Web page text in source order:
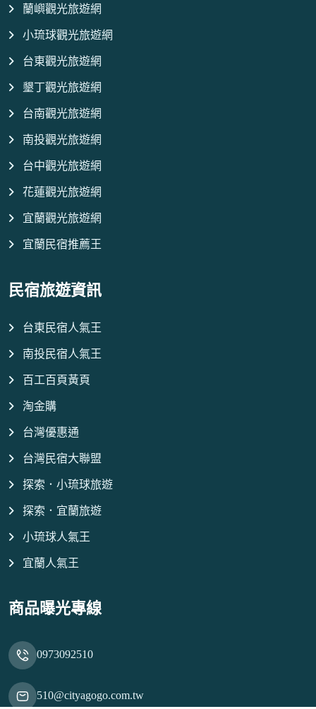
蘭嶼觀光旅遊網
小琉球觀光旅遊網
台東觀光旅遊網
墾丁觀光旅遊網
台南觀光旅遊網
南投觀光旅遊網
台中觀光旅遊網
花蓮觀光旅遊網
宜蘭觀光旅遊網
宜蘭民宿推薦王
民宿旅遊資訊
台東民宿人氣王
南投民宿人氣王
百工百頁黃頁
淘金購
台灣優惠通
台灣民宿大聯盟
探索．小琉球旅遊
探索．宜蘭旅遊
小琉球人氣王
宜蘭人氣王
商品曝光專線
0973092510
510@cityagogo.com.tw